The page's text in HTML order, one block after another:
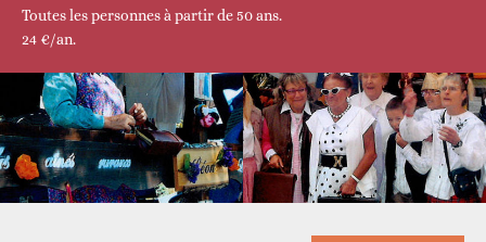
Toutes les personnes à partir de 50 ans.
24 €/an.